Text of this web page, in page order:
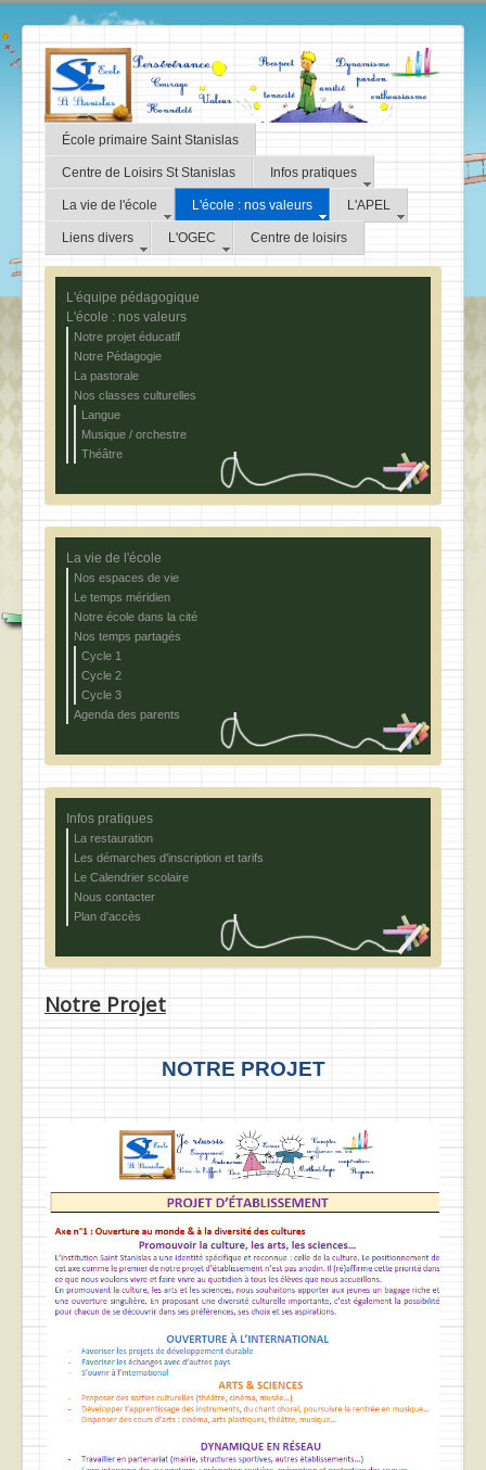
École primaire Saint Stanislas
Centre de Loisirs St Stanislas Infos pratiques
La vie de l'école L'école : nos valeurs L'APEL
Liens divers L'OGEC Centre de loisirs
L'équipe pédagogique
L'école : nos valeurs
Notre projet éducatif
Notre Pédagogie
La pastorale
Nos classes culturelles
Langue
Musique / orchestre
Théâtre
La vie de l'école
Nos espaces de vie
Le temps méridien
Notre école dans la cité
Nos temps partagés
Cycle 1
Cycle 2
Cycle 3
Agenda des parents
Infos pratiques
La restauration
Les démarches d'inscription et tarifs
Le Calendrier scolaire
Nous contacter
Plan d'accès
Notre Projet
NOTRE PROJET